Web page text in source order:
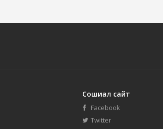
Сошиал сайт
Facebook
Twitter